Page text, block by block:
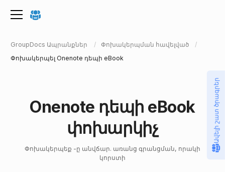
GroupDocs Ապրանքներ
Փոխակերպման հավելված
Փոխակերպել Onenote դեպի eBook
Onenote դեպի eBook
փոխարկիչ
Փոխակերպեք -ը անվճար. առանց գրանցման, որակի
կորստի
Ավելի շատ ծրագրեր